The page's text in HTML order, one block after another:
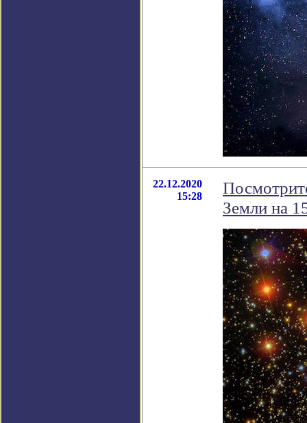
22.12.2020
15:28
Земли на